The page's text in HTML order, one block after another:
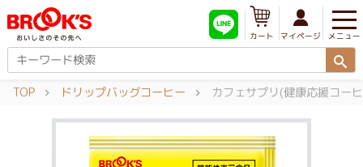
メニュー
マイページ
カート
TOP ドリップバッグコーヒー カフェサプリ(健康応援コー